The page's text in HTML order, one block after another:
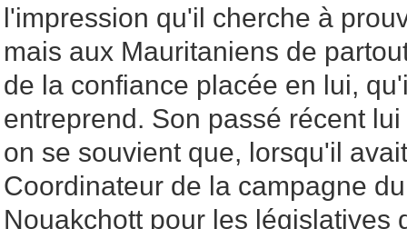
l'impression qu'il cherche à
mais aux Mauritaniens de
de la confiance placée en lui,
entreprend. Son passé récent
on se souvient que, lorsqu'il
Coordinateur de la campagne
Nouakchott pour les législatives